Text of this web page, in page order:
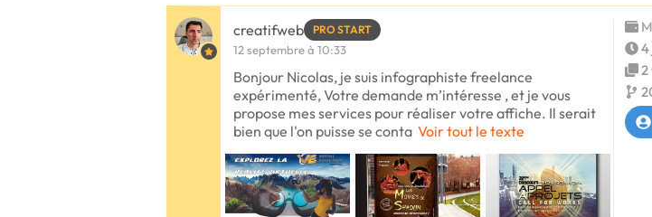
creatifweb PRO START
12 septembre à 10:33
Bonjour Nicolas, je suis infographiste freelance
expérimenté, Votre demande m’intéresse , et je vous
propose mes services pour réaliser votre affiche. Il serait
bien que l'on puisse se conta Voir tout le texte
4
2